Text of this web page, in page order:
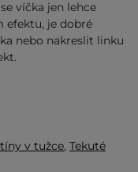
víčka jen lehce
efektu, je dobré
nebo nakreslit linku
v tužce, Tekuté